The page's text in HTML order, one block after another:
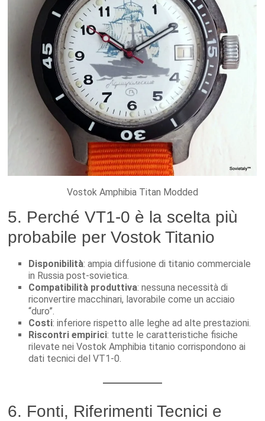
Vostok Amphibia Titan Modded
5. Perché VT1-0 è la scelta più
probabile per Vostok Titanio
Disponibilità: ampia diffusione di titanio commerciale
in Russia post-sovietica.
Compatibilità produttiva: nessuna necessità di
riconvertire macchinari, lavorabile come un acciaio
“duro”.
Costi: inferiore rispetto alle leghe ad alte prestazioni.
Riscontri empirici: tutte le caratteristiche fisiche
rilevate nei Vostok Amphibia titanio corrispondono ai
dati tecnici del VT1-0.
6. Fonti, Riferimenti Tecnici e